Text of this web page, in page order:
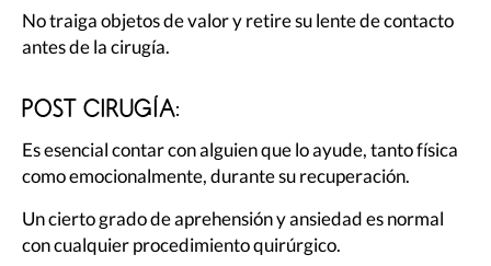
No traiga objetos de valor y retire su lente de contacto
antes de la cirugía.
POST CIRUGÍA:
Es esencial contar con alguien que lo ayude, tanto física
como emocionalmente, durante su recuperación.
Un cierto grado de aprehensión y ansiedad es normal
con cualquier procedimiento quirúrgico.